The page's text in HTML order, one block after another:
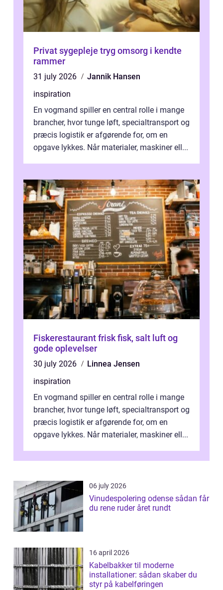
Privat sygepleje tryg omsorg i kendte
rammer
31 july 2026
Jannik Hansen
inspiration
En vogmand spiller en central rolle i mange
brancher, hvor tunge løft, specialtransport og
præcis logistik er afgørende for, om en
opgave lykkes. Når materialer, maskiner ell...
Fiskerestaurant frisk fisk, salt luft og
gode oplevelser
30 july 2026
Linnea Jensen
inspiration
En vogmand spiller en central rolle i mange
brancher, hvor tunge løft, specialtransport og
præcis logistik er afgørende for, om en
opgave lykkes. Når materialer, maskiner ell...
06 july 2026
Vinudespolering odense sådan får
du rene ruder året rundt
16 april 2026
Kabelbakker til moderne
installationer: sådan skaber du
styr på kabelføringen